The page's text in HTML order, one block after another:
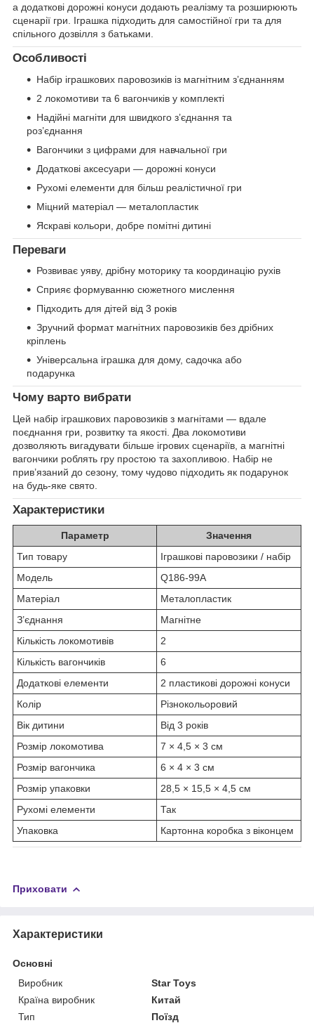
а додаткові дорожні конуси додають реалізму та розширюють
сценарії гри. Іграшка підходить для самостійної гри та для
спільного дозвілля з батьками.
Особливості
Набір іграшкових паровозиків із магнітним з’єднанням
2 локомотиви та 6 вагончиків у комплекті
Надійні магніти для швидкого з’єднання та
роз’єднання
Вагончики з цифрами для навчальної гри
Додаткові аксесуари — дорожні конуси
Рухомі елементи для більш реалістичної гри
Міцний матеріал — металопластик
Яскраві кольори, добре помітні дитині
Переваги
Розвиває уяву, дрібну моторику та координацію рухів
Сприяє формуванню сюжетного мислення
Підходить для дітей від 3 років
Зручний формат магнітних паровозиків без дрібних
кріплень
Універсальна іграшка для дому, садочка або
подарунка
Чому варто вибрати
Цей набір іграшкових паровозиків з магнітами — вдале
поєднання гри, розвитку та якості. Два локомотиви
дозволяють вигадувати більше ігрових сценаріїв, а магнітні
вагончики роблять гру простою та захопливою. Набір не
прив’язаний до сезону, тому чудово підходить як подарунок
на будь-яке свято.
Характеристики
Параметр
Значення
Тип товару
Іграшкові паровозики / набір
Модель
Q186-99A
Матеріал
Металопластик
З’єднання
Магнітне
Кількість локомотивів
2
Кількість вагончиків
6
Додаткові елементи
2 пластикові дорожні конуси
Колір
Різнокольоровий
Вік дитини
Від 3 років
Розмір локомотива
7 × 4,5 × 3 см
Розмір вагончика
6 × 4 × 3 см
Розмір упаковки
28,5 × 15,5 × 4,5 см
Рухомі елементи
Так
Упаковка
Картонна коробка з віконцем
Приховати
Характеристики
Основні
Виробник
Star Toys
Країна виробник
Китай
Тип
Поїзд